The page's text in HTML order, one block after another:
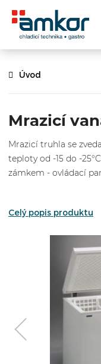
Úvod
Mrazicí
Mrazicí truhla se
teploty od -15 do -
zámkem - ovládací
Celý popis produktu